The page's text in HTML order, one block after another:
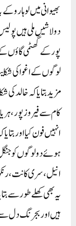
بھیوانی میں لوہارو
دو لاشیں ملی ہیں
پور کے گھٹمی گاؤں
لوگوں کے اغوا کی
مزید بتایا کہ خالد
کام سے فیروز پور،
انہیں فون کیا اور
ہوئے دو لوگوں کو
انیل ، سری کانت ،
یہ بھی کھلے طور سے
ہیں اور بجرنگ دل سے